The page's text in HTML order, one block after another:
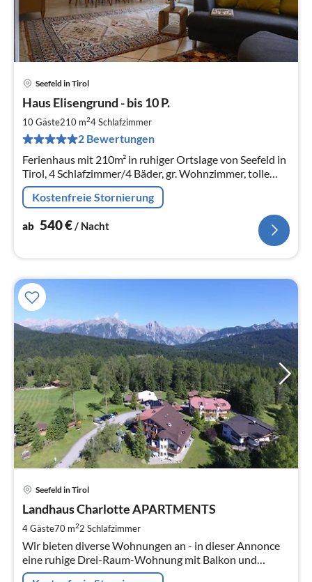
Seefeld in Tirol
Haus Elisengrund - bis 10 P.
10 Gäste210 m24Schlafzimmer
2 Bewertungen
Ferienhaus mit 210m² in ruhiger Ortslage von Seefeld in
Tirol, 4 Schlafzimmer/4 Bäder, gr. Wohnzimmer, tolle
Küche, etc. Garten, Terrasse - beste Austattung - bis 10
Personen!
Kostenfreie Stornierung
ab 540€/ Nacht
Seefeld in Tirol
Landhaus Charlotte APARTMENTS
4 Gäste70 m22 Schlafzimmer
Wir bieten diverse Wohnungen an - in dieser Annonce
eine ruhige Drei-Raum-Wohnung mit Balkon und
herrlicher Aussicht (70m²) ENZIAN Bitte melden Sie sich